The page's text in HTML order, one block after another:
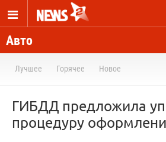
Авто
Лучшее Горячее Новое
ГИБДД предложила
процедуру